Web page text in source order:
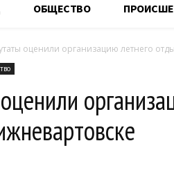
ОБЩЕСТВО
оценили организацию летнего